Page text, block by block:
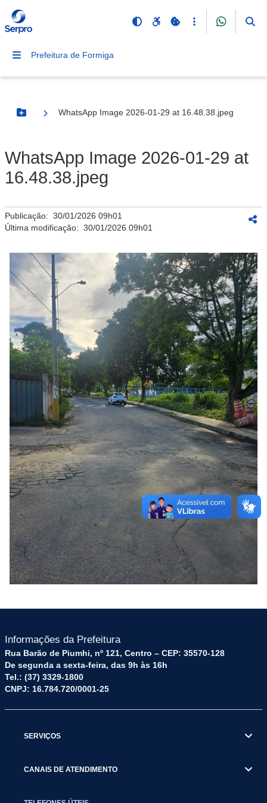
Prefeitura de Formiga
Botão Menu
WhatsApp Image 2026-01-29 at 16.48.38.jpeg
WhatsApp Image 2026-01-29 at
16.48.38.jpeg
Publicação: 30/01/2026 09h01
Última modificação: 30/01/2026 09h01
Informações da Prefeitura
Rua Barão de Piumhi, nº 121, Centro – CEP: 35570-128
De segunda a sexta-feira, das 9h às 16h
Tel.: (37) 3329-1800
CNPJ: 16.784.720/0001-25
SERVIÇOS
CANAIS DE ATENDIMENTO